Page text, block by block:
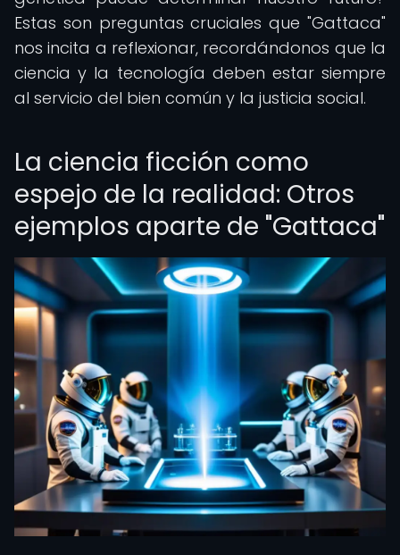
Estas son preguntas cruciales que "Gattaca"
nos incita a reflexionar, recordándonos que la
ciencia y la tecnología deben estar siempre
al servicio del bien común y la justicia social.
La ciencia ficción como
espejo de la realidad: Otros
ejemplos aparte de "Gattaca"